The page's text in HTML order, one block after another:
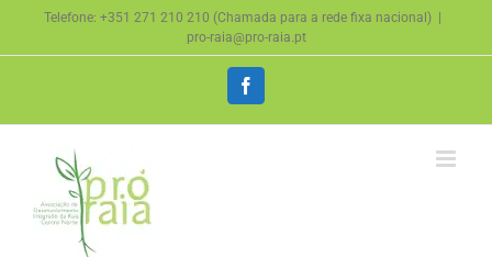
content
Telefone: +351 271 210 210 (Chamada para a rede fixa nacional)
pro-raia@pro-raia.pt
Facebook